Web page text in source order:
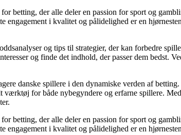
betting, der alle deler en passion for sport og
engagement i kvalitet og pålidelighed er en
og tips til strategier, der kan forbedre
og finde det indhold, der passer dem bedst.
danske spillere i den dynamiske verden af
for både nybegyndere og erfarne spillere.
betting, der alle deler en passion for sport og
engagement i kvalitet og pålidelighed er en